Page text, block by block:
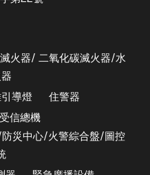
火器/ 二氧化碳滅火器/水
導燈
住警器
信總機
災中心/火警綜合盤/圖控